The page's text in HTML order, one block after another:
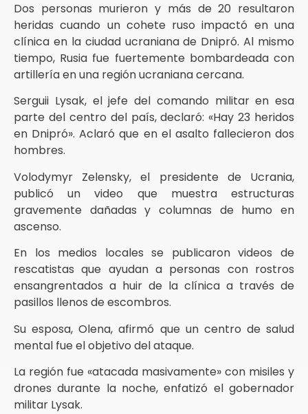
Dos personas murieron y más de 20 resultaron
heridas cuando un cohete ruso impactó en una
clínica en la ciudad ucraniana de Dnipró. Al mismo
tiempo, Rusia fue fuertemente bombardeada con
artillería en una región ucraniana cercana.
Serguii Lysak, el jefe del comando militar en esa
parte del centro del país, declaró: «Hay 23 heridos
en Dnipró». Aclaró que en el asalto fallecieron dos
hombres.
Volodymyr Zelensky, el presidente de Ucrania,
publicó un video que muestra estructuras
gravemente dañadas y columnas de humo en
ascenso.
En los medios locales se publicaron videos de
rescatistas que ayudan a personas con rostros
ensangrentados a huir de la clínica a través de
pasillos llenos de escombros.
Su esposa, Olena, afirmó que un centro de salud
mental fue el objetivo del ataque.
La región fue «atacada masivamente» con misiles y
drones durante la noche, enfatizó el gobernador
militar Lysak.